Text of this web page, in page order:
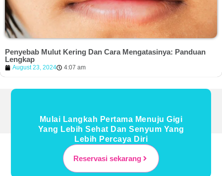
Penyebab Mulut Kering Dan Cara Mengatasinya: Panduan
Lengkap
August 23, 2024 4:07 am
Mulai Langkah Pertama Menuju Gigi
Yang Lebih Sehat Dan Senyum Yang
Lebih Percaya Diri
Reservasi sekarang